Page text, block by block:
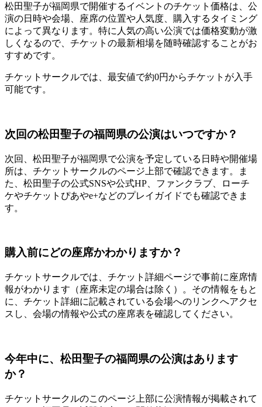
松田聖子が福岡県で開催するイベントのチケット価格は、公
演の日時や会場、座席の位置や人気度、購入するタイミング
によって異なります。特に人気の高い公演では価格変動が激
しくなるので、チケットの最新相場を随時確認することがお
すすめです。
チケットサークルでは、最安値で約0円からチケットが入手
可能です。
次回の松田聖子の福岡県の公演はいつですか？
次回、松田聖子が福岡県で公演を予定している日時や開催場
所は、チケットサークルのページ上部で確認できます。ま
た、松田聖子の公式SNSや公式HP、ファンクラブ、ローチ
ケやチケットぴあやe+などのプレイガイドでも確認できま
す。
購入前にどの座席かわかりますか？
チケットサークルでは、チケット詳細ページで事前に座席情
報がわかります（座席未定の場合は除く）。その情報をもと
に、チケット詳細に記載されている会場へのリンクへアクセ
スし、会場の情報や公式の座席表を確認してください。
今年中に、松田聖子の福岡県の公演はあります
か？
チケットサークルのこのページ上部に公演情報が掲載されて